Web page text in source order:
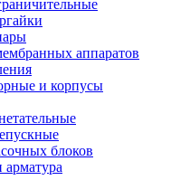
аппаратов
и корпусы
блоков